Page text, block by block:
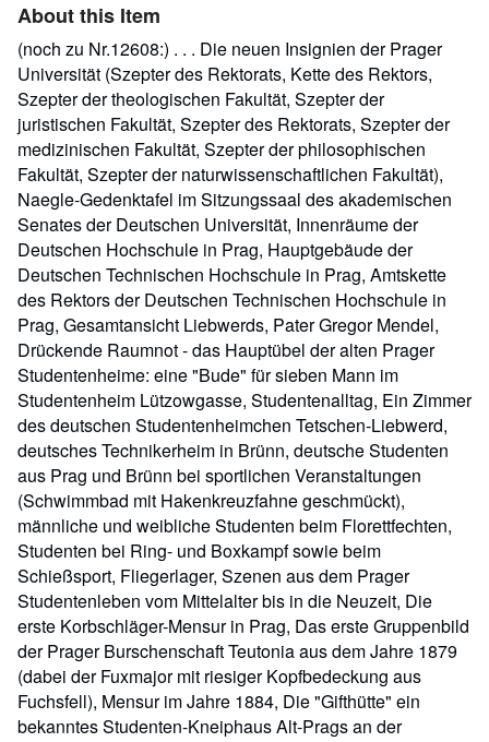
stars
About this Item
(noch zu Nr.12608:) . . . Die neuen Insignien der Prager
Universität (Szepter des Rektorats, Kette des Rektors,
Szepter der theologischen Fakultät, Szepter der
juristischen Fakultät, Szepter des Rektorats, Szepter der
medizinischen Fakultät, Szepter der philosophischen
Fakultät, Szepter der naturwissenschaftlichen Fakultät),
Naegle-Gedenktafel im Sitzungssaal des akademischen
Senates der Deutschen Universität, Innenräume der
Deutschen Hochschule in Prag, Hauptgebäude der
Deutschen Technischen Hochschule in Prag, Amtskette
des Rektors der Deutschen Technischen Hochschule in
Prag, Gesamtansicht Liebwerds, Pater Gregor Mendel,
Drückende Raumnot - das Hauptübel der alten Prager
Studentenheime: eine "Bude" für sieben Mann im
Studentenheim Lützowgasse, Studentenalltag, Ein Zimmer
des deutschen Studentenheimchen Tetschen-Liebwerd,
deutsches Technikerheim in Brünn, deutsche Studenten
aus Prag und Brünn bei sportlichen Veranstaltungen
(Schwimmbad mit Hakenkreuzfahne geschmückt),
männliche und weibliche Studenten beim Florettfechten,
Studenten bei Ring- und Boxkampf sowie beim
Schießsport, Fliegerlager, Szenen aus dem Prager
Studentenleben vom Mittelalter bis in die Neuzeit, Die
erste Korbschläger-Mensur in Prag, Das erste Gruppenbild
der Prager Burschenschaft Teutonia aus dem Jahre 1879
(dabei der Fuxmajor mit riesiger Kopfbedeckung aus
Fuchsfell), Mensur im Jahre 1884, Die "Gifthütte" ein
bekanntes Studenten-Kneiphaus Alt-Prags an der